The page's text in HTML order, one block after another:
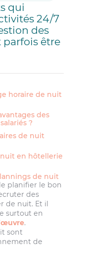
qui
24/7
des
être
horaire de nuit
des
?
de nuit
en hôtellerie
de nuit
planifier le bon
des
de nuit. Et il
surtout en
.
sont
de